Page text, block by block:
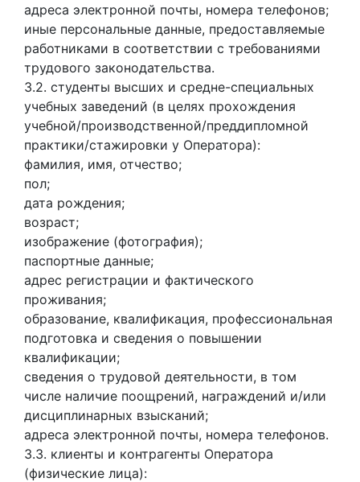
адреса электронной почты, номера телефонов;
иные персональные данные, предоставляемые
работниками в соответствии с требованиями
трудового законодательства.
3.2. студенты высших и средне-специальных
учебных заведений (в целях прохождения
учебной/производственной/преддипломной
практики/стажировки у Оператора):
фамилия, имя, отчество;
пол;
дата рождения;
возраст;
изображение (фотография);
паспортные данные;
адрес регистрации и фактического
проживания;
образование, квалификация, профессиональная
подготовка и сведения о повышении
квалификации;
сведения о трудовой деятельности, в том
числе наличие поощрений, награждений и/или
дисциплинарных взысканий;
адреса электронной почты, номера телефонов.
3.3. клиенты и контрагенты Оператора
(физические лица):